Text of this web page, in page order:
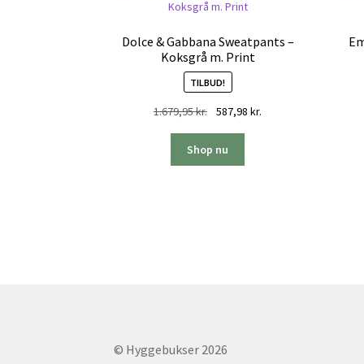
Dolce & Gabbana Sweatpants –
Koksgrå m. Print
TILBUD!
1.679,95kr.
Den
pris
var:
587,98kr.
Shop nu
© Hyggebukser 2026